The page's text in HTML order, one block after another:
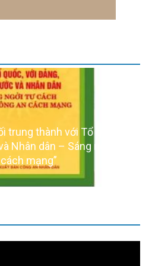
sách ảnh chào mừng Đại